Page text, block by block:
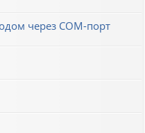
через COM-порт